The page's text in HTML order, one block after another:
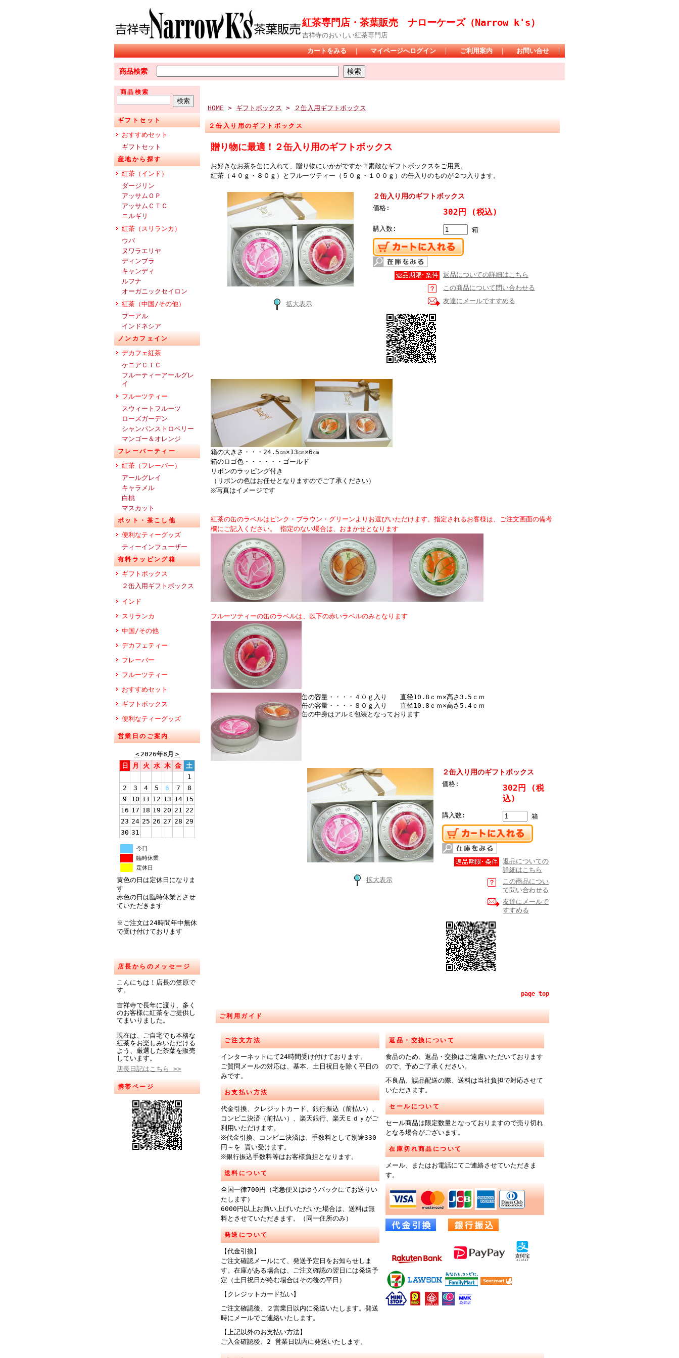
紅茶専門店・茶葉販売 ナローケーズ（Narrow k's）
吉祥寺のおいしい紅茶専門店
カートをみる ｜ マイページへログイン ｜ ご利用案内 ｜ お問い合せ ｜
商品検索
商品検索
ギフトセット
おすすめセット
ギフトセット
産地から探す
紅茶（インド）
ダージリン
アッサムＯＰ
アッサムＣＴＣ
ニルギリ
紅茶（スリランカ）
ウバ
ヌワラエリヤ
ディンブラ
キャンディ
ルフナ
オーガニックセイロン
紅茶（中国/その他）
プーアル
インドネシア
ノンカフェイン
デカフェ紅茶
ケニアＣＴＣ
フルーティーアールグレ
イ
フルーツティー
スウィートフルーツ
ローズガーデン
シャンパンストロベリー
マンゴー＆オレンジ
フレーバーティー
紅茶（フレーバー）
アールグレイ
キャラメル
白桃
マスカット
ポット・茶こし他
便利なティーグッズ
ティーインフューザー
有料ラッピング箱
ギフトボックス
２缶入用ギフトボックス
インド
スリランカ
中国/その他
デカフェティー
フレーバー
フルーツティー
おすすめセット
ギフトボックス
便利なティーグッズ
営業日のご案内
＜2026年8月 ＞
日
月 火 水 木 金 土
1
2
3 4 5 6 7
8
9
10 11 12 13 14 15
16 17 18 19 20 21 22
23 24 25 26 27 28 29
30 31
今日
臨時休業
定休日
黄色の日は定休日になりま
す
赤色の日は臨時休業とさせ
ていただきます
※ご注文は24時間年中無休
で受け付けております
店長からのメッセージ
こんにちは！店長の笠原で
す。
吉祥寺で長年に渡り、多く
のお客様に紅茶をご提供し
てまいりました。
現在は、ご自宅でも本格な
紅茶をお楽しみいただける
よう、厳選した茶葉を販売
しています。
店長日記はこちら >>
携帯ページ
HOME > ギフトボックス > ２缶入用ギフトボックス
２缶入り用のギフトボックス
贈り物に最適！２缶入り用のギフトボックス
お好きなお茶を缶に入れて、贈り物にいかがですか？素敵なギフトボックスをご用意。
紅茶（４０ｇ・８０ｇ）とフルーツティー（５０ｇ・１００ｇ）の缶入りのものが２つ入ります。
拡大表示
２缶入り用のギフトボックス
価格: 302円 (税込)
購入数: 箱
返品についての詳細はこちら
この商品について問い合わせる
友達にメールですすめる
箱の大きさ・・・24.5㎝×13㎝×6㎝
箱のロゴ色・・・・・・ゴールド
リボンのラッピング付き
（リボンの色はお任せとなりますのでご了承ください）
※写真はイメージです
紅茶の缶のラベルはピンク・ブラウン・グリーンよりお選びいただけます。指定されるお客様は、ご注文画面の備考
欄にご記入ください。 指定のない場合は、おまかせとなります
フルーツティーの缶のラベルは、以下の赤いラベルのみとなります
缶の容量・・・・４０ｇ入り 直径10.8ｃｍ×高さ3.5ｃｍ
缶の容量・・・・８０ｇ入り 直径10.8ｃｍ×高さ5.4ｃｍ
缶の中身はアルミ包装となっております
拡大表示
２缶入り用のギフトボックス
価格: 302円
(税
込)
購入数: 箱
返品についての
詳細はこちら
この商品につい
て問い合わせる
友達にメールで
すすめる
page top
ご利用ガイド
ご注文方法
インターネットにて24時間受け付けております。
ご質問メールの対応は、基本、土日祝日を除く平日の
みです。
お支払い方法
代金引換、クレジットカード、銀行振込（前払い）、
コンビニ決済（前払い）、楽天銀行、楽天Ｅｄｙがご
利用いただけます。
※代金引換、コンビニ決済は、手数料として別途330
円～を 貰い受けます。
※銀行振込手数料等はお客様負担となります。
送料について
全国一律700円（宅急便又はゆうパックにてお送りい
たします）
6000円以上お買い上げいただいた場合は、送料は無
料とさせていただきます。（同一住所のみ）
発送について
【代金引換】
ご注文確認メールにて、発送予定日をお知らせしま
す。在庫がある場合は、ご注文確認の翌日には発送予
定（土日祝日が絡む場合はその後の平日）
【クレジットカード払い】
ご注文確認後、２営業日以内に発送いたします。発送
時にメールでご連絡いたします。
【上記以外のお支払い方法】
ご入金確認後、2 営業日以内に発送いたします。
返品・交換について
食品のため、返品・交換はご遠慮いただいております
ので、予めご了承ください。
不良品、誤品配送の際、送料は当社負担で対応させて
いただきます。
セールについて
セール商品は限定数量となっておりますので売り切れ
となる場合がございます。
在庫切れ商品について
メール、またはお電話にてご連絡させていただきま
す。